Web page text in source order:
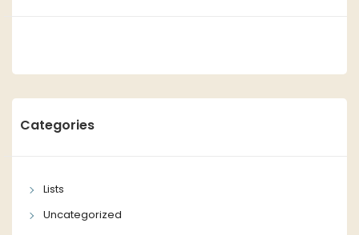
Categories
Lists
Uncategorized